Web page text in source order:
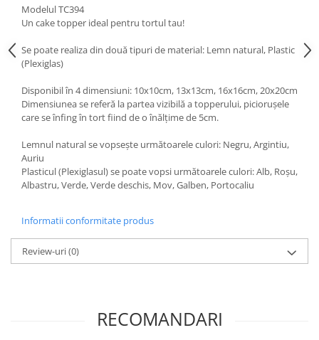
Sporturi
Personaje
Porumbei
Diverse
Engleza
Maghiara
Spaniola
Germana
Italiana
Slovaca
Toppere Flori
Oferte (Toppere Flori)
Modelul TC394
Un cake topper ideal pentru tortul tau!
Se poate realiza din două tipuri de material: Lemn natural, Plastic
(Plexiglas)
Disponibil în 4 dimensiuni: 10x10cm, 13x13cm, 16x16cm, 20x20cm
Dimensiunea se referă la partea vizibilă a topperului, piciorușele
care se înfing în tort fiind de o înălțime de 5cm.
Lemnul natural se vopsește următoarele culori: Negru, Argintiu,
Auriu
Plasticul (Plexiglasul) se poate vopsi următoarele culori: Alb, Roșu,
Albastru, Verde, Verde deschis, Mov, Galben, Portocaliu
Informatii conformitate produs
Review-uri(0)
RECOMANDARI